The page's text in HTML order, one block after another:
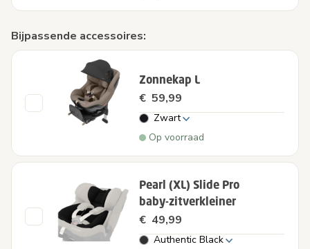
Bijpassende accessoires:
Zonnekap L
€ 59,99
Zwart
Op voorraad
Pearl (XL) Slide Pro
baby-zitverkleiner
€ 49,99
Authentic Black